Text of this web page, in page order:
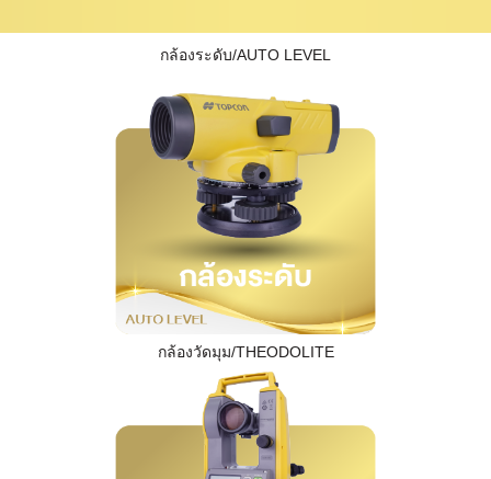
กล้องระดับ/AUTO LEVEL
กล้องวัดมุม/THEODOLITE